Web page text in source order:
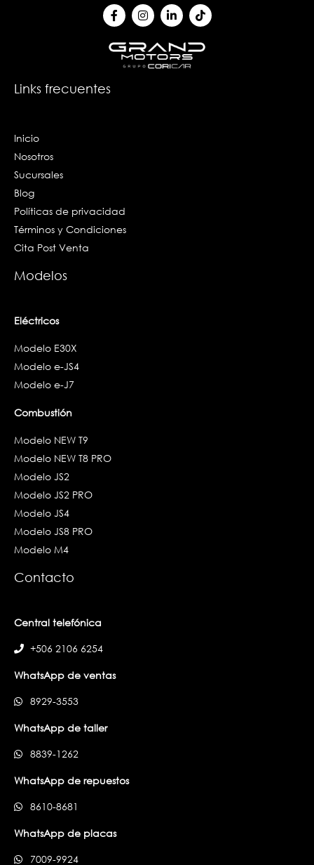
F
a
c
e
b
I
n
s
t
a
g
L
i
n
k
e
d
T
i
k
t
o
Links frecuentes
Inicio
Nosotros
Sucursales
Blog
Políticas de privacidad
Términos y Condiciones
Cita Post Venta
Modelos
Eléctricos
Modelo E30X
Modelo e-JS4
Modelo e-J7
Combustión
Modelo NEW T9
Modelo NEW T8 PRO
Modelo JS2
Modelo JS2 PRO
Modelo JS4
Modelo JS8 PRO
Modelo M4
Contacto
Central telefónica
+506 2106 6254
WhatsApp de ventas
8929-3553
WhatsApp de taller
8839-1262
WhatsApp de repuestos
8610-8681
WhatsApp de placas
7009-9924